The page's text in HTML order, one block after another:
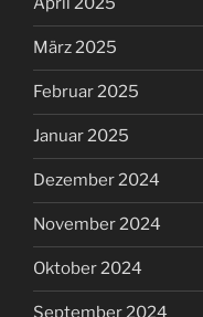
März 2025
Februar 2025
Januar 2025
Dezember 2024
November 2024
Oktober 2024
September 2024